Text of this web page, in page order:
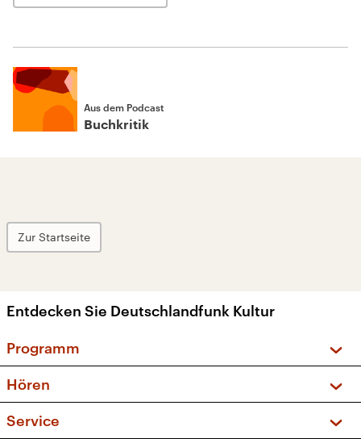
Aus dem Podcast
Buchkritik
Zur Startseite
Entdecken Sie Deutschlandfunk Kultur
Programm
Sendungen und Podcasts
Musikliste
Hören
Service